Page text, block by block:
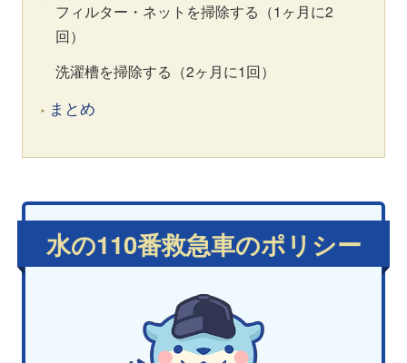
フィルター・ネットを掃除する（1ヶ月に2
回）
洗濯槽を掃除する（2ヶ月に1回）
まとめ
水の110番救急車のポリシー